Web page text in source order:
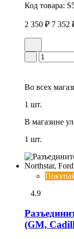
Код товара:
2 350 ₽ 7 352
Во всех
1 шт.
В магазине
1 шт.
4.9
(GM,